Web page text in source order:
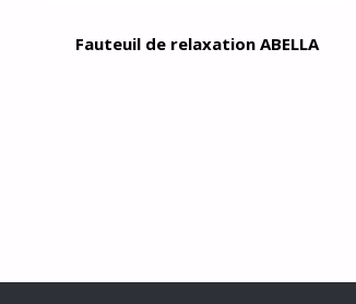
Fauteuil de relaxation ABELLA